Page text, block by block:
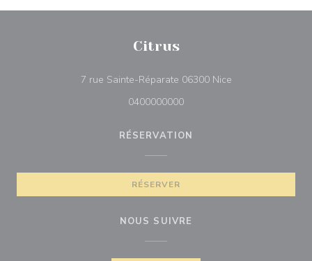
Citrus
7 rue Sainte-Réparate 06300 Nice((ouvre une
0400000000
RÉSERVATION
RÉSERVER
NOUS SUIVRE